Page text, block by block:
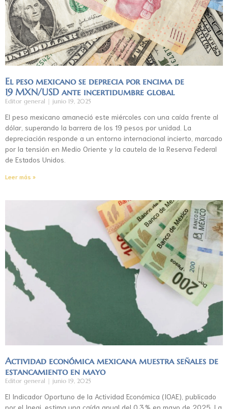
El peso mexicano se deprecia por encima de
19 MXN/USD ante incertidumbre global
Editor general junio 19, 2025
El peso mexicano amaneció este miércoles con una caída frente al
dólar, superando la barrera de los 19 pesos por unidad. La
depreciación responde a un entorno internacional incierto, marcado
por la tensión en Medio Oriente y la cautela de la Reserva Federal
de Estados Unidos.
Leer más »
Actividad económica mexicana muestra señales de
estancamiento en mayo
Editor general junio 19, 2025
El Indicador Oportuno de la Actividad Económica (IOAE), publicado